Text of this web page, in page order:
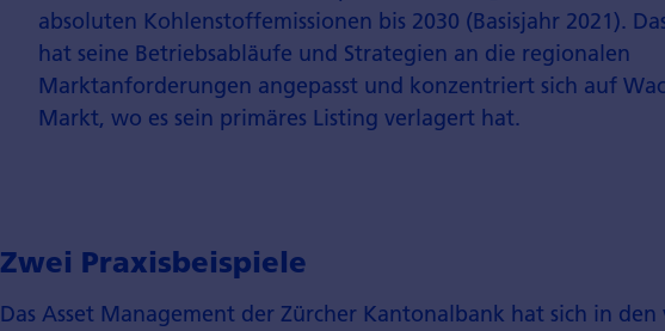
absoluten Kohlenstoffemissionen bis 2030 (Basisjahr 2021).
hat seine Betriebsabläufe und Strategien an die regionalen
Marktanforderungen angepasst und konzentriert sich auf
Markt, wo es sein primäres Listing verlagert hat.
Zwei Praxisbeispiele
Das Asset Management der Zürcher Kantonalbank hat sich in den